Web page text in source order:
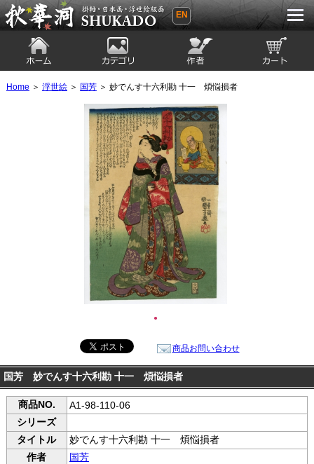
秋華洞 SHUKADO 掛軸・日本画・浮世
EN
Home ＞ 浮世絵＞ 国芳＞ 妙でんす十六利勘 十一 煩悩損者
●
商品お問い合わせ
国芳 妙でんす十六利勘 十一 煩悩損者
商品NO.
A1-98-110-06
シリーズ
タイトル
妙でんす十六利勘 十一 煩悩損者
作者
国芳